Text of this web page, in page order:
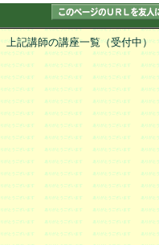
上記講師の講座一覧（受付中）